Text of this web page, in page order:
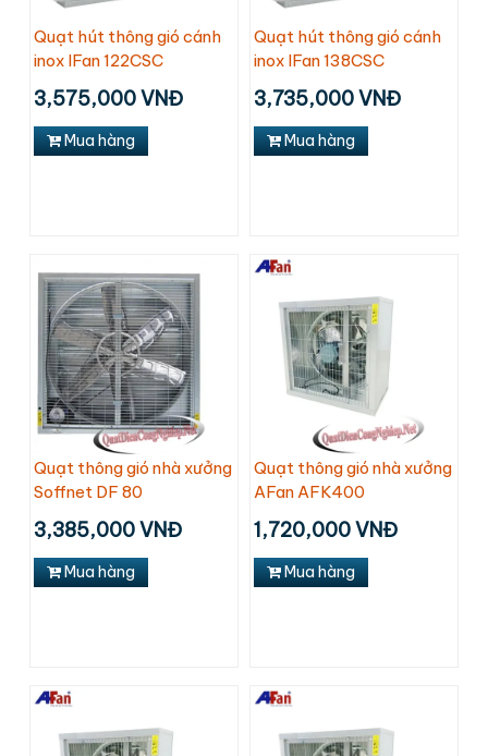
Quạt hút thông gió cánh
inox IFan 122CSC
3,575,000 VNĐ
Mua hàng
Quạt hút thông gió cánh
inox IFan 138CSC
3,735,000 VNĐ
Mua hàng
Quạt thông gió nhà xưởng
Soffnet DF 80
3,385,000 VNĐ
Mua hàng
Quạt thông gió nhà xưởng
AFan AFK400
1,720,000 VNĐ
Mua hàng